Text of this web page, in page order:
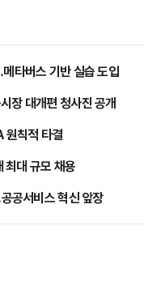
타버스 기반 실습 도입
장 대개편 청사진 공개
원칙적 타결
대 규모 채용
공서비스 혁신 앞장